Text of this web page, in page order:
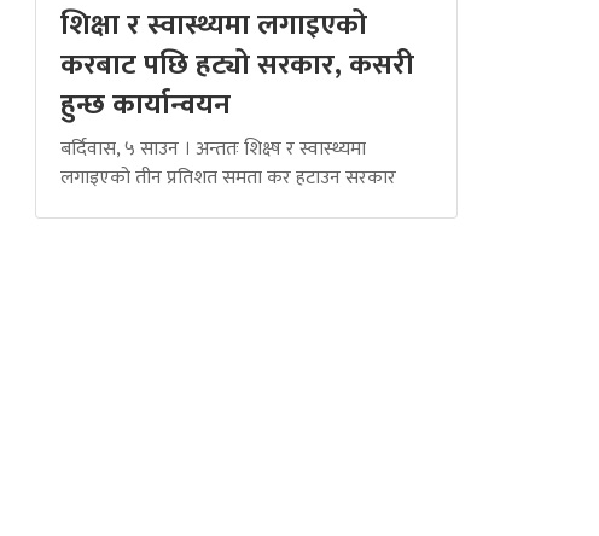
शिक्षा र स्वास्थ्यमा लगाइएको
करबाट पछि हट्यो सरकार, कसरी
हुन्छ कार्यान्वयन
बर्दिवास, ५ साउन । अन्ततः शिक्ष्ष र स्वास्थ्यमा
लगाइएको तीन प्रतिशत समता कर हटाउन सरकार